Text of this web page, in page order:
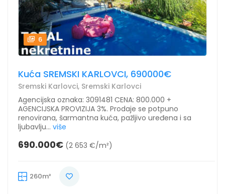
6
Kuća SREMSKI KARLOVCI, 690000€
Sremski Karlovci, Sremski Karlovci
Agencijska oznaka: 3091481 CENA: 800.000 +
AGENCIJSKA PROVIZIJA 3%. Prodaje se potpuno
renovirana, šarmantna kuća, pažljivo uređena i sa
ljubavlju... više
690.000€ (2 653 €/m²)
260m²